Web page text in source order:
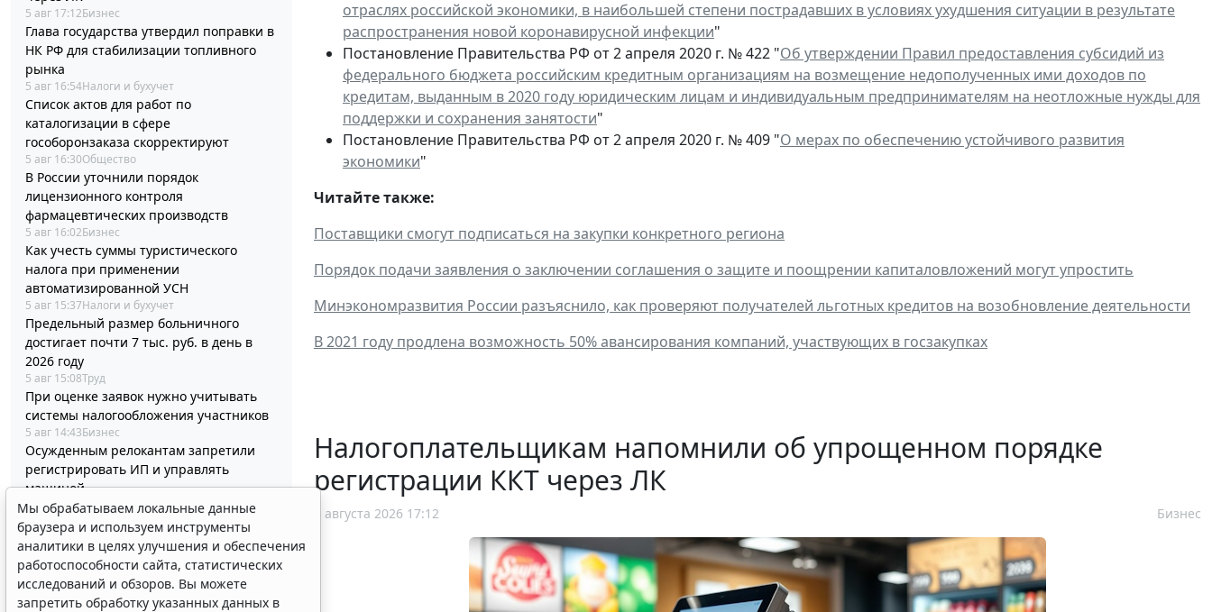
5 авг 17:12Бизнес
Глава государства утвердил поправки в
НК РФ для стабилизации топливного
рынка
5 авг 16:54Налоги и бухучет
Список актов для работ по
каталогизации в сфере
гособоронзаказа скорректируют
5 авг 16:30Общество
В России уточнили порядок
лицензионного контроля
фармацевтических производств
5 авг 16:02Бизнес
Как учесть суммы туристического
налога при применении
автоматизированной УСН
5 авг 15:37Налоги и бухучет
Предельный размер больничного
достигает почти 7 тыс. руб. в день в
2026 году
5 авг 15:08Труд
При оценке заявок нужно учитывать
системы налогообложения участников
5 авг 14:43Бизнес
Осужденным релокантам запретили
регистрировать ИП и управлять
машиной
5 авг 14:12Общество
Минздрав России выпустил стандарт
медицинской помощи детям при
туберкулезе
5 авг 13:47Социальная сфера
Подавать "летнее" заявление на
отраслях российской экономики, в наибольшей степени пострадавших в условиях ухудшения ситуации в результате
распространения новой коронавирусной инфекции"
Постановление Правительства РФ от 2 апреля 2020 г. № 422 "Об утверждении Правил предоставления субсидий из
федерального бюджета российским кредитным организациям на возмещение недополученных ими доходов по
кредитам, выданным в 2020 году юридическим лицам и индивидуальным предпринимателям на неотложные нужды для
поддержки и сохранения занятости"
Постановление Правительства РФ от 2 апреля 2020 г. № 409 "О мерах по обеспечению устойчивого развития
экономики"
Читайте также:
Поставщики смогут подписаться на закупки конкретного региона
Порядок подачи заявления о заключении соглашения о защите и поощрении капиталовложений могут упростить
Минэкономразвития России разъяснило, как проверяют получателей льготных кредитов на возобновление деятельности
В 2021 году продлена возможность 50% авансирования компаний, участвующих в госзакупках
Налогоплательщикам напомнили об упрощенном порядке
регистрации ККТ через ЛК
5 августа 2026 17:12 Бизнес
Мы обрабатываем локальные данные
браузера и используем инструменты
аналитики в целях улучшения и обеспечения
работоспособности сайта, статистических
исследований и обзоров. Вы можете
запретить обработку указанных данных в